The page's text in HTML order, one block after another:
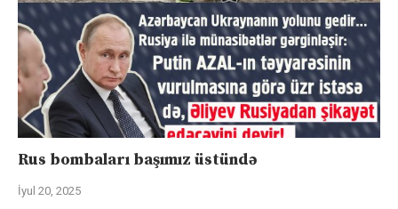
Rus bombaları başımız üstündə
İyul 20, 2025